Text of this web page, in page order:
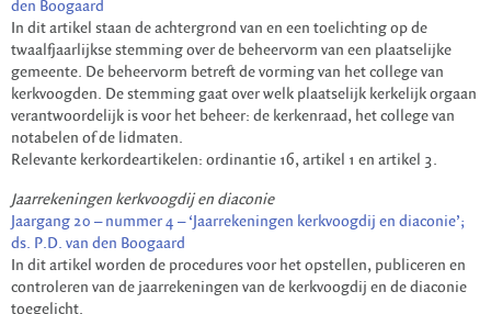
den Boogaard
In dit artikel staan de achtergrond van en een toelichting op de
twaalfjaarlijkse stemming over de beheervorm van een plaatselijke
gemeente. De beheervorm betreft de vorming van het college van
kerkvoogden. De stemming gaat over welk plaatselijk kerkelijk orgaan
verantwoordelijk is voor het beheer: de kerkenraad, het college van
notabelen of de lidmaten.
Relevante kerkordeartikelen: ordinantie 16, artikel 1 en artikel 3.
Jaarrekeningen kerkvoogdij en diaconie
Jaargang 20 – nummer 4 – ‘Jaarrekeningen kerkvoogdij en diaconie’;
ds. P.D. van den Boogaard
In dit artikel worden de procedures voor het opstellen, publiceren en
controleren van de jaarrekeningen van de kerkvoogdij en de diaconie
toegelicht.